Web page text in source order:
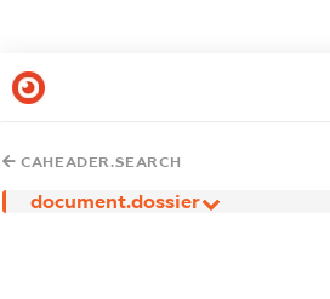
CAHEADER.SEARCH
document.dossier